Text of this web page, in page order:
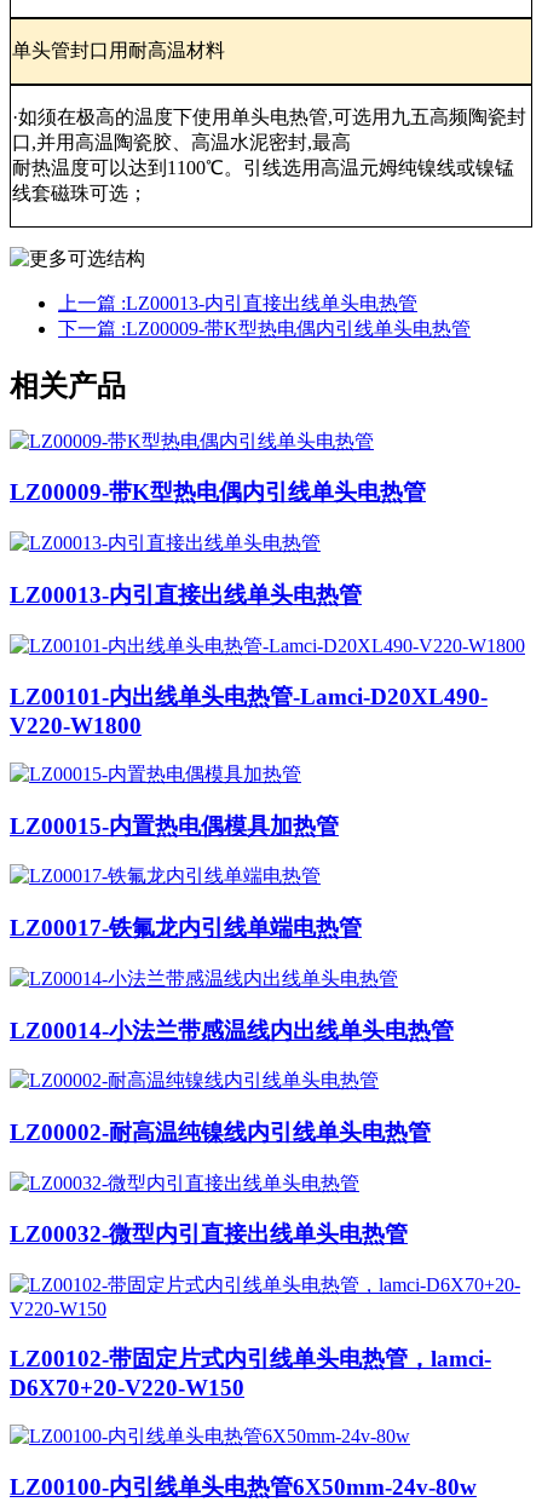
单头管封口用耐高温材料
·如须在极高的温度下使用单头电热管,可选用九五高频陶瓷封
口,并用高温陶瓷胶、高温水泥密封,最高
耐热温度可以达到1100℃。引线选用高温元姆纯镍线或镍锰
线套磁珠可选；
上一篇 :LZ00013-内引直接出线单头电热管
下一篇 :LZ00009-带K型热电偶内引线单头电热管
相关产品
LZ00009-带K型热电偶内引线单头电热管
LZ00013-内引直接出线单头电热管
LZ00101-内出线单头电热管-Lamci-D20XL490-
V220-W1800
LZ00015-内置热电偶模具加热管
LZ00017-铁氟龙内引线单端电热管
LZ00014-小法兰带感温线内出线单头电热管
LZ00002-耐高温纯镍线内引线单头电热管
LZ00032-微型内引直接出线单头电热管
LZ00102-带固定片式内引线单头电热管，lamci-
D6X70+20-V220-W150
LZ00100-内引线单头电热管6X50mm-24v-80w